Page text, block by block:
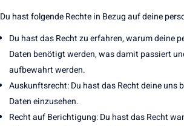
Du hast folgende Rechte in Bezug auf deine
Du hast das Recht zu erfahren, warum deine
Daten benötigt werden, was damit passiert
aufbewahrt werden.
Auskunftsrecht: Du hast das Recht deine uns
Daten einzusehen.
Recht auf Berichtigung: Du hast das Recht